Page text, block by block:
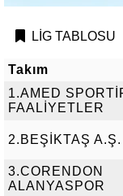
LİG TABLOSU
Takım
1.AMED
FAALİYETLER
2.BEŞİKTAŞ A.Ş.
3.CORENDON
ALANYASPOR